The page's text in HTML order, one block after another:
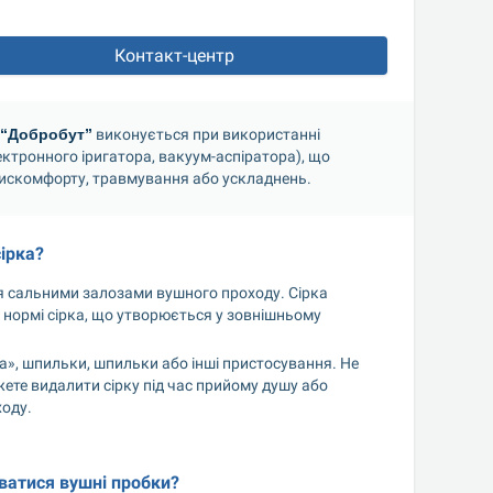
Контакт-центр
виконується при використанні
іригатора, вакуум-аспіратора), що
травмування або ускладнень.
залозами вушного проходу. Сірка
сірка, що утворюється у зовнішньому
шпильки, шпильки або інші пристосування. Не
видалити сірку під час прийому душу або
вушні пробки?